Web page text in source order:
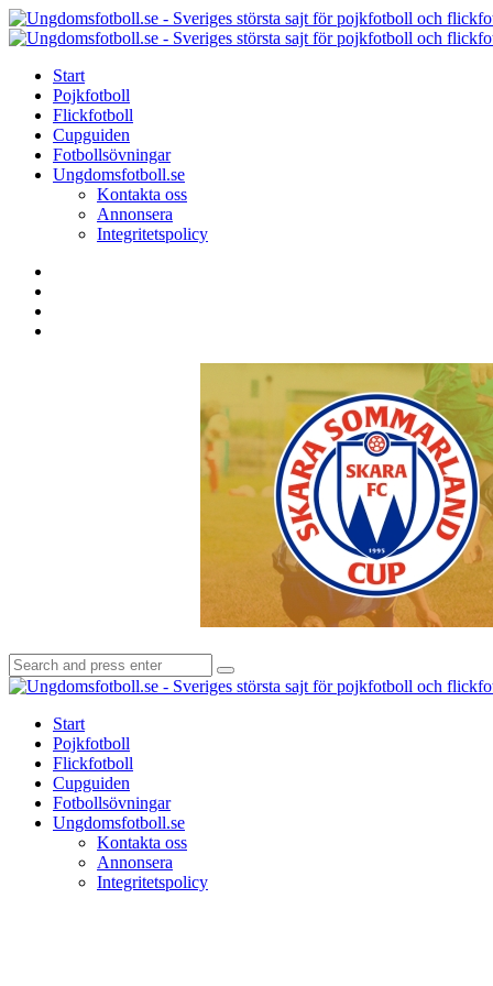
Menu
Search
Menu
Start
Pojkfotboll
Flickfotboll
Cupguiden
Fotbollsövningar
Ungdomsfotboll.se
Kontakta oss
Annonsera
Integritetspolicy
Search
for:
Search
Start
Pojkfotboll
Flickfotboll
Cupguiden
Fotbollsövningar
Ungdomsfotboll.se
Kontakta oss
Annonsera
Integritetspolicy